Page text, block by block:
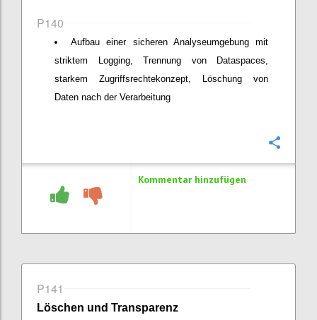
P140
Aufbau einer sicheren Analyseumgebung mit
striktem Logging, Trennung von Dataspaces,
starkem Zugriffsrechtekonzept, Löschung von
Daten nach der Verarbeitung
Kommentar hinzufügen
P141
Löschen und Transparenz